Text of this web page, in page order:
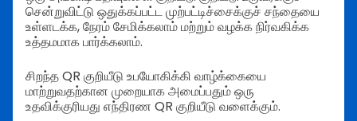
சென்றுவிட்டு ஒதுக்கப்பட்ட முற்பட்டிச்சைக்குச் சந்தையை
உள்ளடக்க, நேரம் சேமிக்கலாம் மற்றும் வழக்க நிர்வகிக்க
உத்தமமாக பார்க்கலாம்.
சிறந்த QR குறியீடு உபயோகிக்கி வாழ்க்கையை
மாற்றுவதற்கான முறையாக அமைப்பதும் ஒரு
உதவிக்குரியது எந்திரண QR குறியீடு வளைக்கும்.